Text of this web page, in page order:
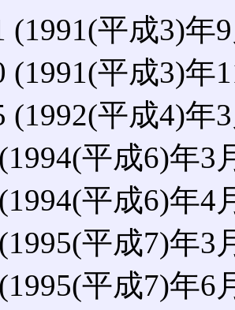
(1991(平成3)年
(1991(平成3)年
(1992(平成4)年
平成6)年3
平成6)年4
平成7)年3
平成7)年6